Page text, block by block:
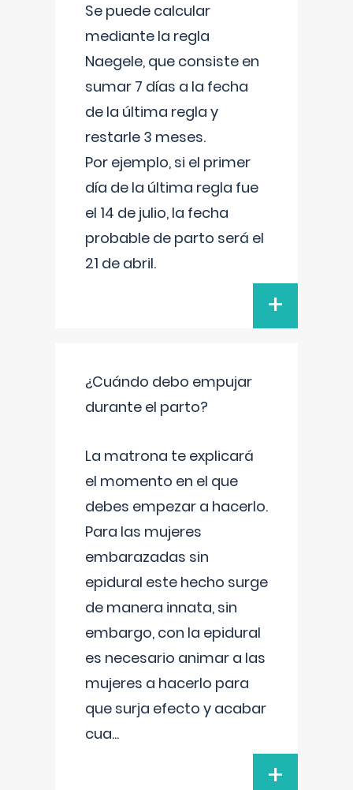
Se puede calcular
mediante la regla
Naegele, que consiste en
sumar 7 días a la fecha
de la última regla y
restarle 3 meses.
Por ejemplo, si el primer
día de la última regla fue
el 14 de julio, la fecha
probable de parto será el
21 de abril.
+
¿Cuándo debo empujar
durante el parto?
La matrona te explicará
el momento en el que
debes empezar a hacerlo.
Para las mujeres
embarazadas sin
epidural este hecho surge
de manera innata, sin
embargo, con la epidural
es necesario animar a las
mujeres a hacerlo para
que surja efecto y acabar
cua...
+